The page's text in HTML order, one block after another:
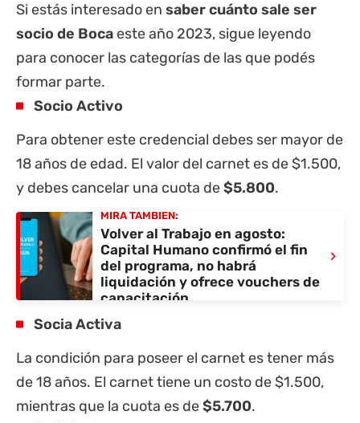
Si estás interesado en saber cuánto sale ser
socio de Boca este año 2023, sigue leyendo
para conocer las categorías de las que podés
formar parte.
Socio Activo
Para obtener este credencial debes ser mayor de
18 años de edad. El valor del carnet es de $1.500,
y debes cancelar una cuota de$5.800.
MIRÁ TAMBIÉN:
Volver al Trabajo en agosto:
Capital Humano confirmó el fin
del programa, no habrá
liquidación y ofrece vouchers de
capacitación
›
Socia Activa
La condición para poseer el carnet es tener más
de 18 años. El carnet tiene un costo de $1.500,
mientras que la cuota es de$5.700.